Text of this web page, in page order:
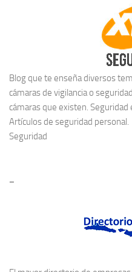
Blog que te enseña diversos
cámaras de vigilancia o
cámaras que existen. Seguridad
Artículos de seguridad personal.
Seguridad
–